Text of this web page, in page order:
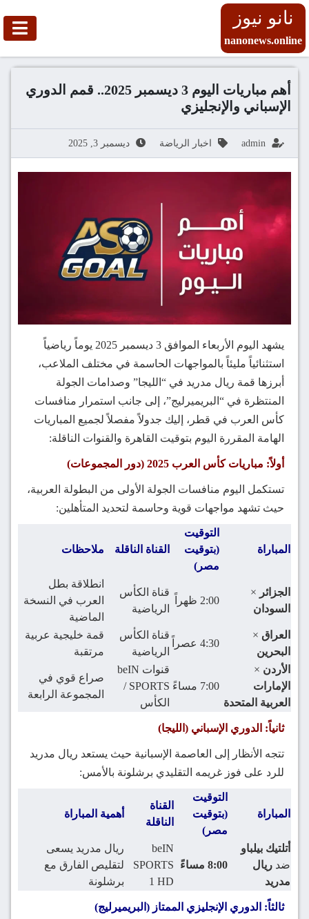
نانو نيوز
nanonews.online
أهم مباريات اليوم 3 ديسمبر 2025.. قمم الدوري
الإسباني والإنجليزي
admin اخبار الرياضة ديسمبر 3, 2025
يشهد اليوم الأربعاء الموافق 3 ديسمبر 2025 يوماً رياضياً
استثنائياً مليئاً بالمواجهات الحاسمة في مختلف الملاعب،
أبرزها قمة ريال مدريد في “الليجا” وصدامات الجولة
المنتظرة في “البريميرليج”، إلى جانب استمرار منافسات
كأس العرب في قطر، إليك جدولاً مفصلاً لجميع المباريات
الهامة المقررة اليوم بتوقيت القاهرة والقنوات الناقلة:
أولاً: مباريات كأس العرب 2025 (دور المجموعات)
تستكمل اليوم منافسات الجولة الأولى من البطولة العربية،
حيث تشهد مواجهات قوية وحاسمة لتحديد المتأهلين:
المباراة
التوقيت
(بتوقيت
مصر)
القناة الناقلة ملاحظات
الجزائر ×
السودان
2:00 ظهراً
قناة الكأس
الرياضية
انطلاقة بطل
العرب في النسخة
الماضية
العراق ×
البحرين
4:30 عصراً
قناة الكأس
الرياضية
قمة خليجية عربية
مرتقبة
الأردن ×
الإمارات
العربية المتحدة
7:00 مساءً
قنوات beIN
SPORTS /
الكأس
صراع قوي في
المجموعة الرابعة
ثانياً: الدوري الإسباني (الليجا)
تتجه الأنظار إلى العاصمة الإسبانية حيث يستعد ريال مدريد
للرد على فوز غريمه التقليدي برشلونة بالأمس:
المباراة
التوقيت
(بتوقيت
مصر)
القناة
الناقلة
أهمية المباراة
أتلتيك بيلباو
ضد ريال
مدريد
8:00 مساءً
beIN
SPORTS
1 HD
ريال مدريد يسعى
لتقليص الفارق مع
برشلونة
ثالثاً: الدوري الإنجليزي الممتاز (البريميرليج)